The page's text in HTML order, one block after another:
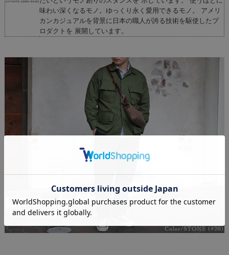
味わい深くなるモノ。ゆっくり永く愛用できるモノ。 アメリ
カンカジュアルを背景に日本の職人が誇る技術を駆使したプ
ロダクトを 展開しています。